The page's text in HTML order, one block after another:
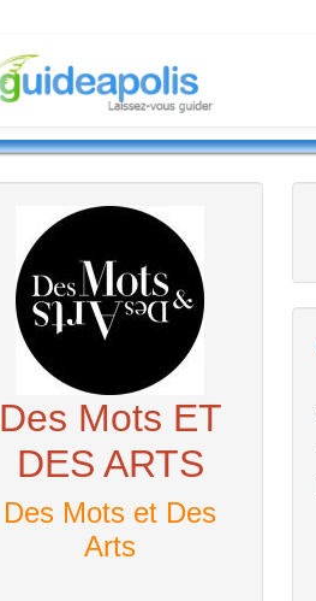
Des Mots ET
DES ARTS
Des Mots et Des
Arts